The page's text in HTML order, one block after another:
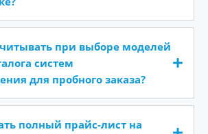
при выборе моделей
систем
для пробного заказа?
полный прайс-лист на